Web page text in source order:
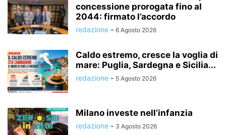
concessione prorogata fino al
2044: firmato l’accordo
redazione - 6 Agosto 2026
Caldo estremo, cresce la voglia di
mare: Puglia, Sardegna e Sicilia...
redazione - 5 Agosto 2026
Milano investe nell’infanzia
redazione - 3 Agosto 2026